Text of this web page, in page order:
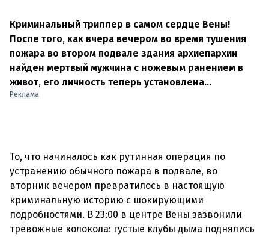
Криминальный триллер в самом сердце Вены!
После того, как вчера вечером во время тушения
пожара во втором подвале здания архиепархии
найден мертвый мужчина с ножевым ранением в
живот, его личность теперь установлена...
Реклама
То, что начиналось как рутинная операция по
устранению обычного пожара в подвале, во
вторник вечером превратилось в настоящую
криминальную историю с шокирующими
подробностями. В 23:00 в центре Вены зазвонили
тревожные колокола: густые клубы дыма поднялись